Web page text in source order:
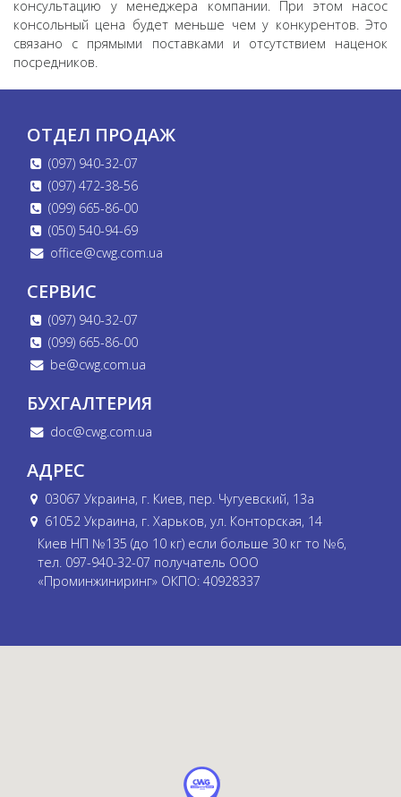
консультацию у менеджера компании. При этом насос
консольный цена будет меньше чем у конкурентов. Это
связано с прямыми поставками и отсутствием наценок
посредников.
ОТДЕЛ ПРОДАЖ
(097) 940-32-07
(097) 472-38-56
(099) 665-86-00
(050) 540-94-69
office@cwg.com.ua
СЕРВИС
(097) 940-32-07
(099) 665-86-00
be@cwg.com.ua
БУХГАЛТЕРИЯ
doc@cwg.com.ua
АДРЕС
03067 Украина, г. Киев, пер. Чугуевский, 13а
61052 Украина, г. Харьков, ул. Конторская, 14
Киев НП №135 (до 10 кг) если больше 30 кг то №6,
тел. 097-940-32-07 получатель ООО
«Проминжиниринг» ОКПО: 40928337